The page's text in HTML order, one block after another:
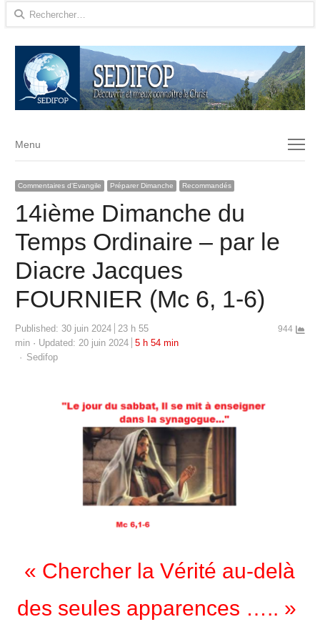
Rechercher :
Menu
Menu
Commentaires d'Evangile Préparer Dimanche Recommandés
14ième Dimanche du
Temps Ordinaire – par le
Diacre Jacques
FOURNIER (Mc 6, 1-6)
Published: 30 juin 2024
23 h 55
min
Updated: 20 juin 2024
5 h 54 min
Author
Sedifop
944
« Chercher la Vérité au-delà
des seules apparences ….. »